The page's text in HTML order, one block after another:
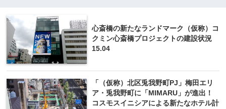
心斎橋の新たなランドマーク（仮称）コ
クミン心斎橋プロジェクトの建設状況
15.04
「（仮称）北区兎我野町PJ」梅田エリ
ア・兎我野町に「MIMARU」が進出！
コスモスイニシアによる新たなホテル計